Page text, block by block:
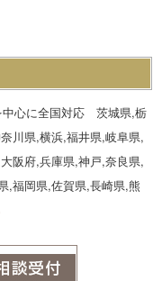
中心に全国対応 茨城県,栃
川県,横浜,福井県,岐阜県,
阪府,兵庫県,神戸,奈良県,
,福岡県,佐賀県,長崎県,熊